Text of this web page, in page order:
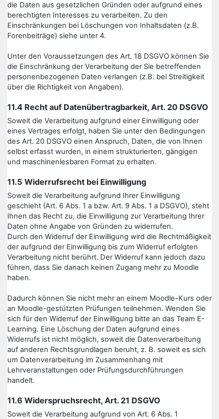
die Daten aus gesetzlichen Gründen oder aufgrund eines
berechtigten Interesses zu verarbeiten. Zu den
Einschränkungen bei Löschungen von Inhaltsdaten (z.B.
Forenbeiträge) siehe unter 4.
Unter den Voraussetzungen des Art. 18 DSGVO können Sie
die Einschränkung der Verarbeitung der Sie betreffenden
personenbezogenen Daten verlangen (z.B. bei Streitigkeit
über die Richtigkeit von Angaben).
11.4 Recht auf Datenübertragbarkeit, Art. 20 DSGVO
Soweit die Verarbeitung aufgrund einer Einwilligung oder
eines Vertrages erfolgt, haben Sie unter den Bedingungen
des Art. 20 DSGVO einen Anspruch, Daten, die von Ihnen
selbst erfasst wurden, in einem strukturierten, gängigen
und maschinenlesbaren Format zu erhalten.
11.5 Widerrufsrecht bei Einwilligung
Soweit die Verarbeitung aufgrund Ihrer Einwilligung
geschieht (Art. 6 Abs. 1 a bzw. Art. 9 Abs. 1 a DSGVO), steht
Ihnen das Recht zu, die Einwilligung zur Verarbeitung Ihrer
Daten ohne Angabe von Gründen zu widerrufen.
Durch den Widerruf der Einwilligung wird die Rechtmäßigkeit
der aufgrund der Einwilligung bis zum Widerruf erfolgten
Verarbeitung nicht berührt. Der Widerruf kann jedoch dazu
führen, dass Sie danach keinen Zugang mehr zu Moodle
haben.
Dadurch können Sie nicht mehr an einem Moodle-Kurs oder
an Moodle-gestützten Prüfungen teilnehmen. Wenden Sie
sich für den Widerruf der Einwilligung bitte an das Team E-
Learning. Eine Löschung der Daten aufgrund eines
Widerrufs ist nicht möglich, soweit die Datenverarbeitung
auf anderen Rechtsgrundlagen beruht, z. B. soweit es sich
um Datenverarbeitung im Zusammenhang mit
Lehrveranstaltungen oder Prüfungsdurchführungen
handelt.
11.6 Widerspruchsrecht, Art. 21 DSGVO
Soweit die Verarbeitung aufgrund von Art. 6 Abs. 1